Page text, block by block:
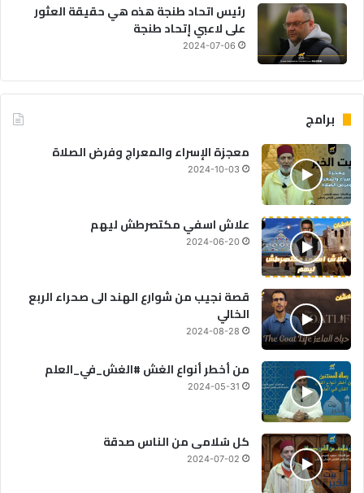
رئيس اتحاد طنجة هذه هي حقيقة العثور
على لاعبي إتحاد طنجة
2024-07-06
برامج
معجزة الإسراء والمعراج وفرض الصلاة
2024-10-03
علاش اسفي مكتصرطش ليهم
2024-06-20
قصة نجيب من شوارع الهند الى صحراء الربع
الخالي
2024-08-28
من أخطر أنواع الغش #الغش_في_العلم
2024-05-31
كل سُلامى من الناس صدقة
2024-07-02